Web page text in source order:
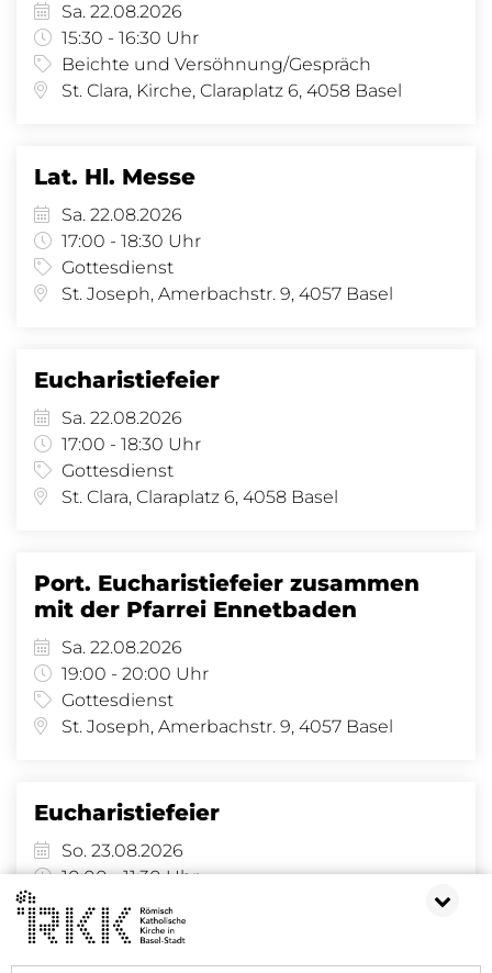
Sa. 22.08.2026
15:30 - 16:30 Uhr
Beichte und Versöhnung/Gespräch
St. Clara, Kirche, Claraplatz 6, 4058 Basel
Lat. Hl. Messe
Sa. 22.08.2026
17:00 - 18:30 Uhr
Gottesdienst
St. Joseph, Amerbachstr. 9, 4057 Basel
Eucharistiefeier
Sa. 22.08.2026
17:00 - 18:30 Uhr
Gottesdienst
St. Clara, Claraplatz 6, 4058 Basel
Port. Eucharistiefeier zusammen
mit der Pfarrei Ennetbaden
Sa. 22.08.2026
19:00 - 20:00 Uhr
Gottesdienst
St. Joseph, Amerbachstr. 9, 4057 Basel
Eucharistiefeier
So. 23.08.2026
10:00 - 11:30 Uhr
Gottesdienst
St. Clara, Claraplatz 6, 4058 Basel